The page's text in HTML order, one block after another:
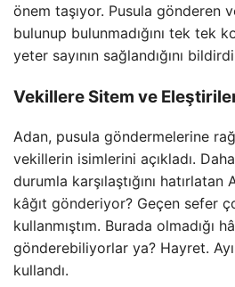
önem taşıyor. Pusula gönderen
bulunup bulunmadığını tek tek
yeter sayının sağlandığını
Vekillere Sitem ve
Adan, pusula göndermelerine
vekillerin isimlerini açıkladı.
durumla karşılaştığını hatırlatan
kâğıt gönderiyor? Geçen sefer
kullanmıştım. Burada olmadığı
gönderebiliyorlar ya? Hayret.
kullandı.